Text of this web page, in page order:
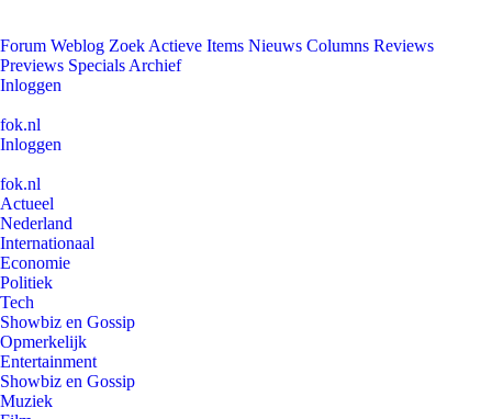
Forum Weblog Zoek Actieve Items Nieuws Columns Reviews
Previews Specials Archief
Inloggen
fok.nl
Inloggen
fok.nl
Actueel
Nederland
Internationaal
Economie
Politiek
Tech
Showbiz en Gossip
Opmerkelijk
Entertainment
Showbiz en Gossip
Muziek